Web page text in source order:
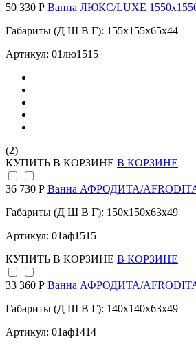
50 330 Р Ванна ЛЮКС/LUXE
Габариты (Д Ш В Г): 155x155x65x44
Артикул: 01лю1515
(2)
КУПИТЬ В КОРЗИНЕ В КОРЗИНЕ
36 730 Р Ванна АФРОДИТА/
Габариты (Д Ш В Г): 150x150x63x49
Артикул: 01аф1515
КУПИТЬ В КОРЗИНЕ В КОРЗИНЕ
33 360 Р Ванна АФРОДИТА/
Габариты (Д Ш В Г): 140x140x63x49
Артикул: 01аф1414